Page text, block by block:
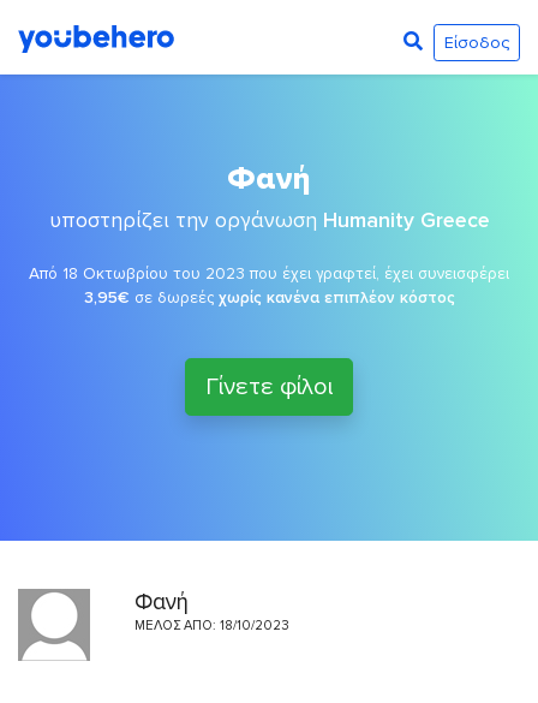
Είσοδος
Φανή
υποστηρίζει την οργάνωση Humanity Greece
Από 18 Οκτωβρίου του 2023 που έχει γραφτεί, έχει συνεισφέρει
3,95€ σε δωρεές χωρίς κανένα επιπλέον κόστος
Γίνετε φίλοι
Φανή
ΜΈΛΟΣ ΑΠΌ: 18/10/2023